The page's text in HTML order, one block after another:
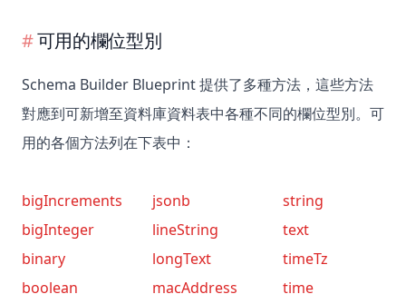
可用的欄位型別
Schema Builder Blueprint 提供了多種方法，這些方法
對應到可新增至資料庫資料表中各種不同的欄位型別。可
用的各個方法列在下表中：
bigIncrements
bigInteger
binary
boolean
jsonb
lineString
longText
macAddress
string
text
timeTz
time